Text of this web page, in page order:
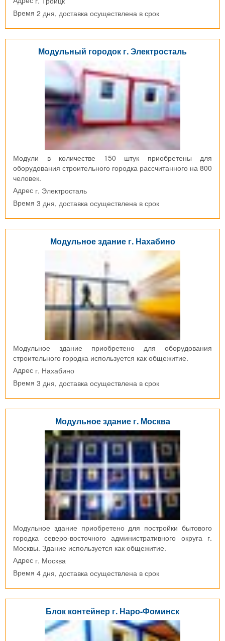
Время 2 дня, доставка осуществлена в срок
Модульный городок г. Электросталь
Модули в количестве 150 штук приобретены для
оборудования строительного городка рассчитанного на 800
человек.
Адрес г. Электросталь
Время 3 дня, доставка осуществлена в срок
Модульное здание г. Нахабино
Модульное здание приобретено для оборудования
строительного городка используется как общежитие.
Адрес г. Нахабино
Время 3 дня, доставка осуществлена в срок
Модульное здание г. Москва
Модульное здание приобретено для постройки бытового
городка северо-восточного административного округа г.
Москвы. Здание используется как общежитие.
Адрес г. Москва
Время 4 дня, доставка осуществлена в срок
Блок контейнер г. Наро-Фоминск